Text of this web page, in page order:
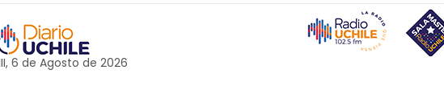
6 de Agosto de 2026